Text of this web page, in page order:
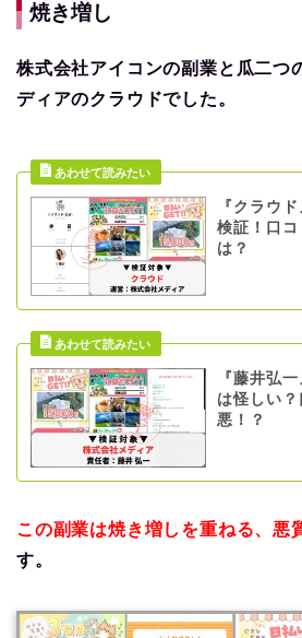
焼き増し
株式会社アイコンの副業と瓜二つ
ディアのクラウドでした。
『クラウ
検証！口
は？
『藤井弘
は怪しい
悪！？
この副業は焼き増しを重ねる、悪
す。